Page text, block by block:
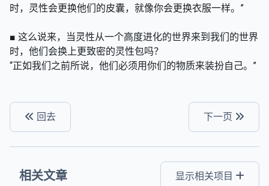
时，灵性会更换他们的皮囊，就像你会更换衣服一样。”
■ 这么说来，当灵性从一个高度进化的世界来到我们的世界
时，他们会换上更致密的灵性包吗？
“正如我们之前所说，他们必须用你们的物质来装扮自己。”
回去 下一页
相关文章 显示相关项目